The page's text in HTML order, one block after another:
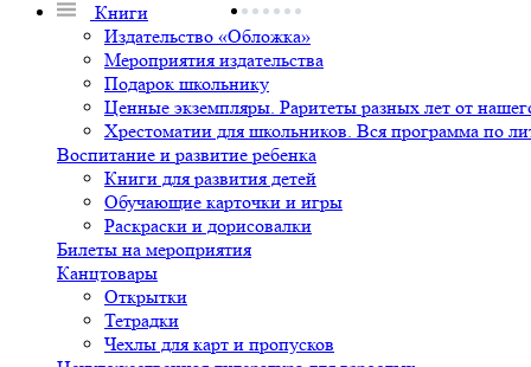
Книги
Издательство «Обложка»
Мероприятия издательства
Подарок школьнику
Ценные экземпляры. Раритеты разных лет от
Хрестоматии для школьников. Вся программа по
Воспитание и развитие ребенка
Книги для развития детей
Обучающие карточки и игры
Раскраски и дорисовалки
Билеты на мероприятия
Канцтовары
Открытки
Тетрадки
Чехлы для карт и пропусков